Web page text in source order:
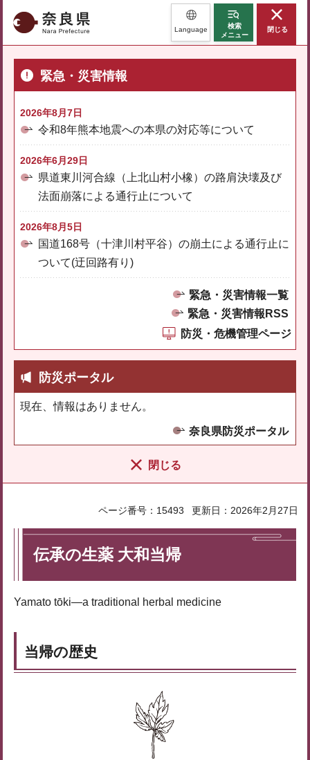
奈良県 Language
検索
メニュー
閉じる
緊急・災害情報
2026年8月7日
令和8年熊本地震への本県の対応等について
2026年6月29日
県道東川河合線（上北山村小橡）の路肩決壊及び
法面崩落による通行止について
2026年8月5日
国道168号（十津川村平谷）の崩土による通行止に
ついて(迂回路有り)
緊急・災害情報一覧
緊急・災害情報RSS
防災・危機管理ページ
防災ポータル
現在、情報はありません。
奈良県防災ポータル
閉じる
ページ番号：15493 更新日：2026年2月27日
伝承の生薬 大和当帰
Yamato tōki—a traditional herbal medicine
当帰の歴史